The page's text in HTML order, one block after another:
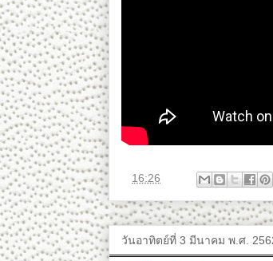
16:26
วันอาทิตย์ที่ 3 มีนาคม พ.ศ.